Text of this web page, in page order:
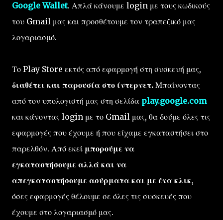
Google Wallet. Απλά κάνουμε login με τους κωδικούς
του Gmail μας και προσθέτουμε τον τραπεζικό μας
λογαριασμό.
Το Play Store εκτός από εφαρμογή στη συσκευή μας,
διαθέτει και παρουσία στο ίντερνετ. Μπαίνοντας
από τον υπολογιστή μας στη σελίδα play.google.com
και κάνοντας login με το Gmail μας, θα δούμε όλες τις
εφαρμογές που έχουμε ή που είχαμε εγκαταστήσει στο
παρελθόν. Από εκεί μπορούμε να
εγκαταστήσουμε αλλά και να
απεγκαταστήσουμε ασύρματα και με ένα κλικ,
όσες εφαρμογές θέλουμε σε όλες τις συσκευές που
έχουμε στο λογαριασμό μας.